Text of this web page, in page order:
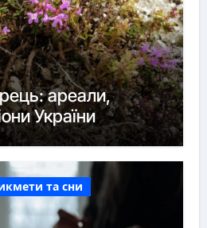
ареали,
України
та сни